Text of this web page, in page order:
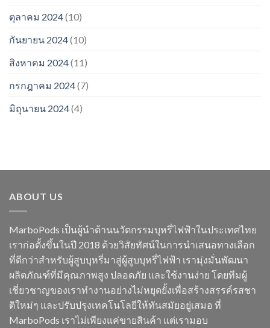
ตุลาคม 2024(10)
กันยายน 2024(10)
สิงหาคม 2024(11)
กรกฎาคม 2024(7)
มิถุนายน 2024(4)
ABOUT US
MarboPods เป็นผู้นำด้านนวัตกรรมบุหรี่ไฟฟ้าในประเทศไทย
เราก่อตั้งขึ้นในปี 2018 ด้วยวิสัยทัศน์ในการนำเสนอทางเลือก
ที่ดีกว่าสำหรับผู้สูบบุหรี่มาสู่ผู้สูบบุหรี่ไฟฟ้า เรามุ่งมั่นพัฒนา
ผลิตภัณฑ์ที่มีคุณภาพสูง ปลอดภัย และใช้งานง่าย โดยทีมผู้
เชี่ยวชาญของเราทำงานอย่างไม่หยุดยั้งเพื่อสร้างสรรค์รสชา
ติใหม่ๆ และปรับปรุงเทคโนโลยีให้ทันสมัยอยู่เสมอ ที่
MarboPods เราไม่เพียงแค่ขายสินค้า แต่เรามอบ